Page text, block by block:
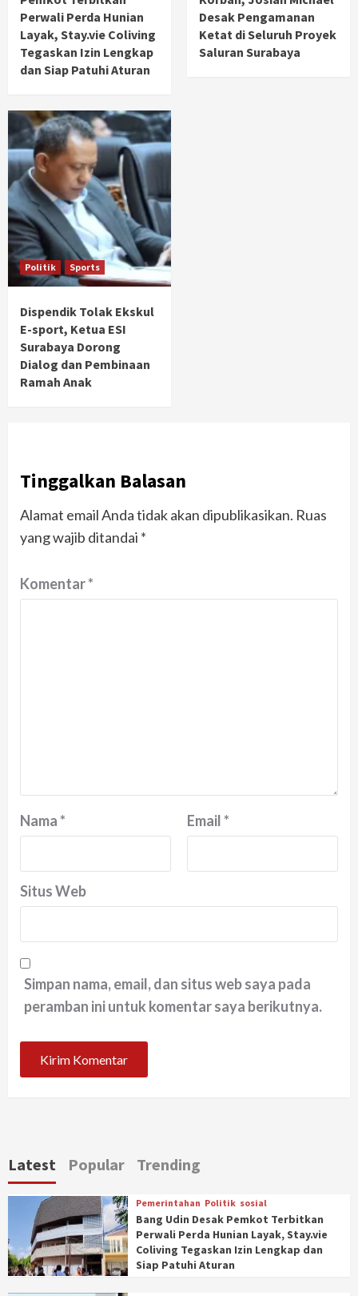
Perwali Perda Hunian
Layak, Stay.vie Coliving
Tegaskan Izin Lengkap
dan Siap Patuhi Aturan
Desak Pengamanan
Ketat di Seluruh Proyek
Saluran Surabaya
Politik Sports
Dispendik Tolak Ekskul
E-sport, Ketua ESI
Surabaya Dorong
Dialog dan Pembinaan
Ramah Anak
Tinggalkan Balasan
Alamat email Anda tidak akan dipublikasikan. Ruas
yang wajib ditandai *
Komentar*
Nama* Email*
Situs Web
Simpan nama, email, dan situs web saya pada
peramban ini untuk komentar saya berikutnya.
Latest Popular Trending
Pemerintahan Politik sosial
Bang Udin Desak Pemkot Terbitkan
Perwali Perda Hunian Layak, Stay.vie
Coliving Tegaskan Izin Lengkap dan
Siap Patuhi Aturan